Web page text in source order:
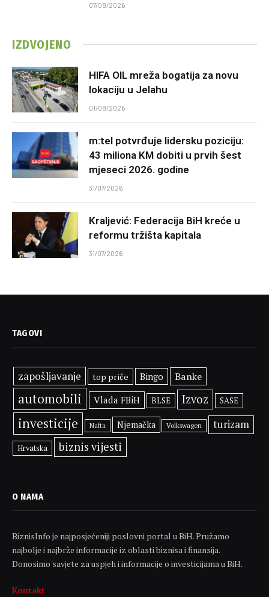
07/08/2026
IZDVOJENO
HIFA OIL mreža bogatija za novu
lokaciju u Jelahu
01/08/2026
m:tel potvrđuje lidersku poziciju:
43 miliona KM dobiti u prvih šest
mjeseci 2026. godine
31/07/2026
Kraljević: Federacija BiH kreće u
reformu tržišta kapitala
31/07/2026
TAGOVI
zapošljavanje top priče Bingo Banke
automobili Vlada FBiH BLSE Izvoz SASE
investicije Nafta Njemačka Volkswagen turizam
Hrvatska biznis vijesti
O NAMA
BiznisInfo je najposjećeniji poslovni portal u BiH. Pružamo
najbolje i najbrže informacije iz oblasti biznisa i finansija.
Donosimo savjete za uspjeh i informacije o investicijama u BiH.
Kontakt